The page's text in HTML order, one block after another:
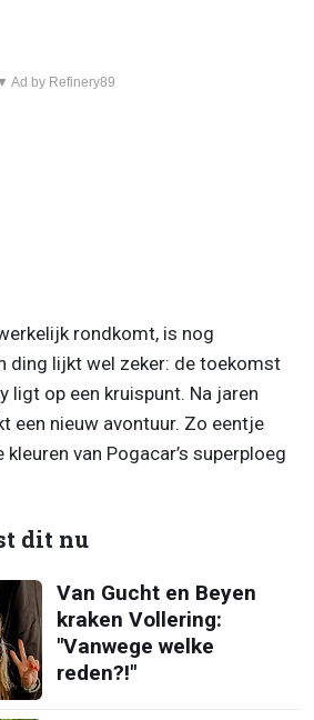
Ad by Refinery89
rondkomt, is nog
ding lijkt wel zeker: de toekomst
ligt op een kruispunt. Na jaren
een nieuw avontuur. Zo eentje
van Pogacar’s superploeg
dit nu
Van Gucht en Beyen
kraken Vollering:
"Vanwege welke
reden?!"